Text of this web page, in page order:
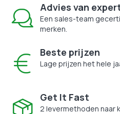
Advies van
Een sales-team
merken.
Beste prijzen
Lage prijzen het hele
Get It Fast
2 levermethoden naar